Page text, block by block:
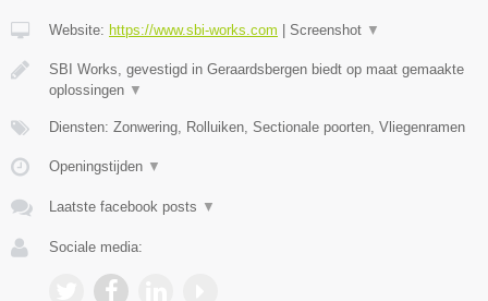
Website: https://www.sbi-works.com Screenshot ▼
SBI Works, gevestigd in Geraardsbergen biedt op maat gemaakte
oplossingen ▼
Diensten: Zonwering, Rolluiken, Sectionale poorten, Vliegenramen
Openingstijden ▼
Laatste facebook posts ▼
Sociale media: